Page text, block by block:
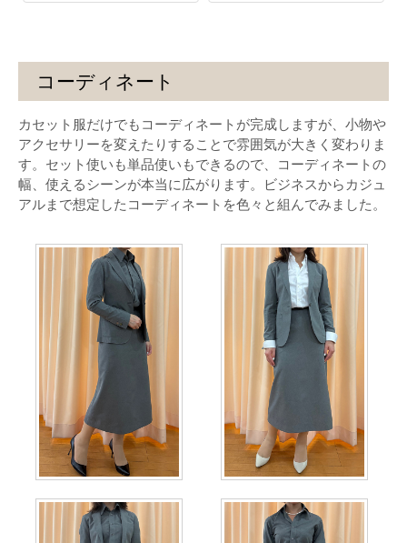
コーディネート
カセット服だけでもコーディネートが完成しますが、小物や
アクセサリーを変えたりすることで雰囲気が大きく変わりま
す。セット使いも単品使いもできるので、コーディネートの
幅、使えるシーンが本当に広がります。ビジネスからカジュ
アルまで想定したコーディネートを色々と組んでみました。